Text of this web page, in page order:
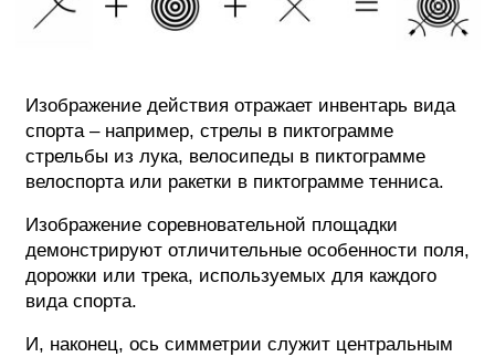
Изображение действия отражает инвентарь вида
спорта – например, стрелы в пиктограмме
стрельбы из лука, велосипеды в пиктограмме
велоспорта или ракетки в пиктограмме тенниса.
Изображение соревновательной площадки
демонстрируют отличительные особенности поля,
дорожки или трека, используемых для каждого
вида спорта.
И, наконец, ось симметрии служит центральным